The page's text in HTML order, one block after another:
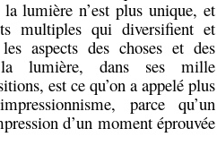
lumière n’est plus unique, et
multiples qui diversifient et
aspects des choses et des
lumière, dans ses mille
est ce qu’on a appelé plus
parce qu’un
d’un moment éprouvée